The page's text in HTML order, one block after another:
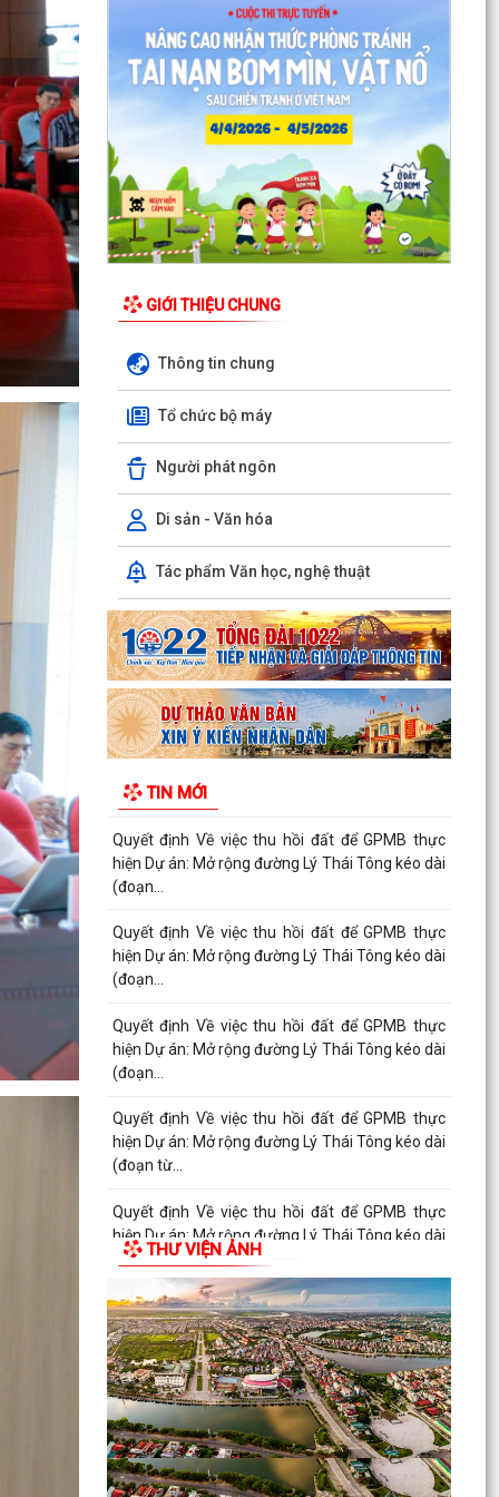
GIỚI THIỆU CHUNG
Thông tin chung
Tổ chức bộ máy
Người phát ngôn
Di sản - Văn hóa
Tác phẩm Văn học, nghệ thuật
TIN MỚI
hiện Dự án: Mở rộng đường Lý Thái Tông kéo dài
(đoạn...
Quyết định Về việc thu hồi đất để GPMB thực
hiện Dự án: Mở rộng đường Lý Thái Tông kéo dài
Quyết định Về việc thu hồi đất để GPMB thực
hiện Dự án: Mở rộng đường Lý Thái Tông kéo dài
(đoạn...
hiện Dự án: Mở rộng đường Lý Thái Tông kéo dài
(đoạn...
Quyết định Về việc thu hồi đất để GPMB thực
(đoạn...
Quyết định Về việc thu hồi đất để GPMB thực
hiện Dự án: Mở rộng đường Lý Thái Tông kéo dài
(đoạn...
Quyết định Về việc thu hồi đất để GPMB thực
hiện Dự án: Mở rộng đường Lý Thái Tông kéo dài
(đoạn...
Quyết định Về việc thu hồi đất để GPMB thực
hiện Dự án: Mở rộng đường Lý Thái Tông kéo dài
(đoạn...
Quyết định Về việc thu hồi đất để GPMB thực
(đoạn...
Quyết định Về việc thu hồi đất để GPMB thực
hiện Dự án: Mở rộng đường Lý Thái Tông kéo dài
(đoạn...
Quyết định Về việc thu hồi đất để GPMB thực
hiện Dự án: Mở rộng đường Lý Thái Tông kéo dài
(đoạn...
Quyết định Về việc thu hồi đất để GPMB thực
hiện Dự án: Mở rộng đường Lý Thái Tông kéo dài
(đoạn...
Quyết định Về việc thu hồi đất để GPMB thực
hiện Dự án: Mở rộng đường Lý Thái Tông kéo dài
(đoạn từ...
Quyết định Về việc thu hồi đất để GPMB thực
hiện Dự án: Mở rộng đường Lý Thái Tông kéo dài
(đoạn từ...
Quyết định Về việc thu hồi đất để GPMB thực
hiện Dự án: Mở rộng đường Lý Thái Tông kéo dài
(đoạn...
Quyết định Về việc thu hồi đất để GPMB thực
hiện Dự án: Mở rộng đường Lý Thái Tông kéo dài
(đoạn...
Quyết định Về việc thu hồi đất để GPMB thực
THƯ VIỆN ẢNH